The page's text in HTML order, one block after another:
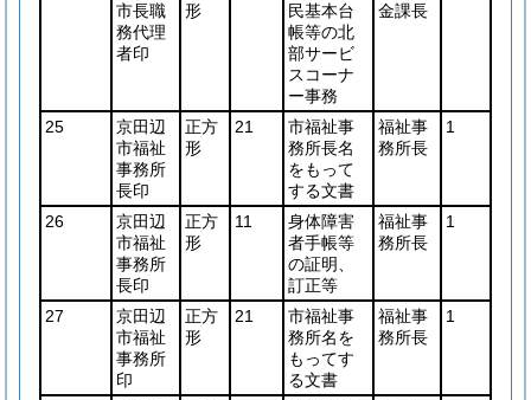
市長職
務代理
者印
形
民基本台
帳等の北
部サービ
スコーナ
ー事務
金課長
25
京田辺
市福祉
事務所
長印
正方
形
21
市福祉事
務所長名
をもって
する文書
福祉事
務所長
1
26
京田辺
市福祉
事務所
長印
正方
形
11
身体障害
者手帳等
の証明、
訂正等
福祉事
務所長
1
27
京田辺
市福祉
事務所
印
正方
形
21
市福祉事
務所名を
もってす
る文書
福祉事
務所長
1